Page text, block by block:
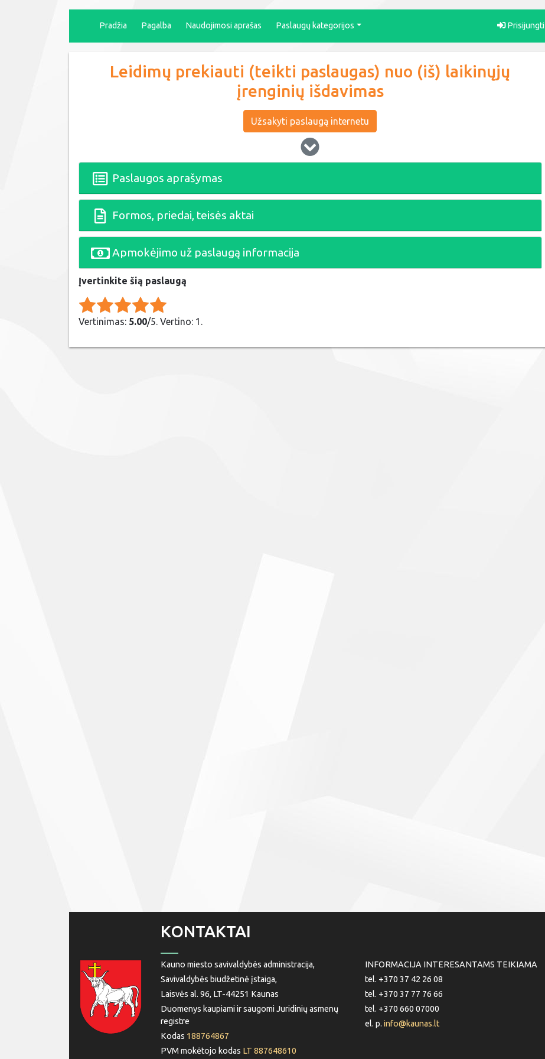
Pradžia Pagalba Naudojimosi aprašas Paslaugų kategorijos Prisijungti
Leidimų prekiauti (teikti paslaugas) nuo (iš) laikinųjų
įrenginių išdavimas
Užsakyti paslaugą internetu
Paslaugos aprašymas
Formos, priedai, teisės aktai
Apmokėjimo už paslaugą informacija
Įvertinkite šią paslaugą
Rate this item:
Vertinimas: 5.00/5. Vertino: 1.
KONTAKTAI
Kauno miesto savivaldybės administracija,
Savivaldybės biudžetinė įstaiga,
Laisvės al. 96, LT-44251 Kaunas
Duomenys kaupiami ir saugomi Juridinių asmenų
registre
Kodas 188764867
PVM mokėtojo kodas LT 887648610
INFORMACIJA INTERESANTAMS TEIKIAMA
tel. +370 37 42 26 08
tel. +370 37 77 76 66
tel. +370 660 07000
el. p. info@kaunas.lt